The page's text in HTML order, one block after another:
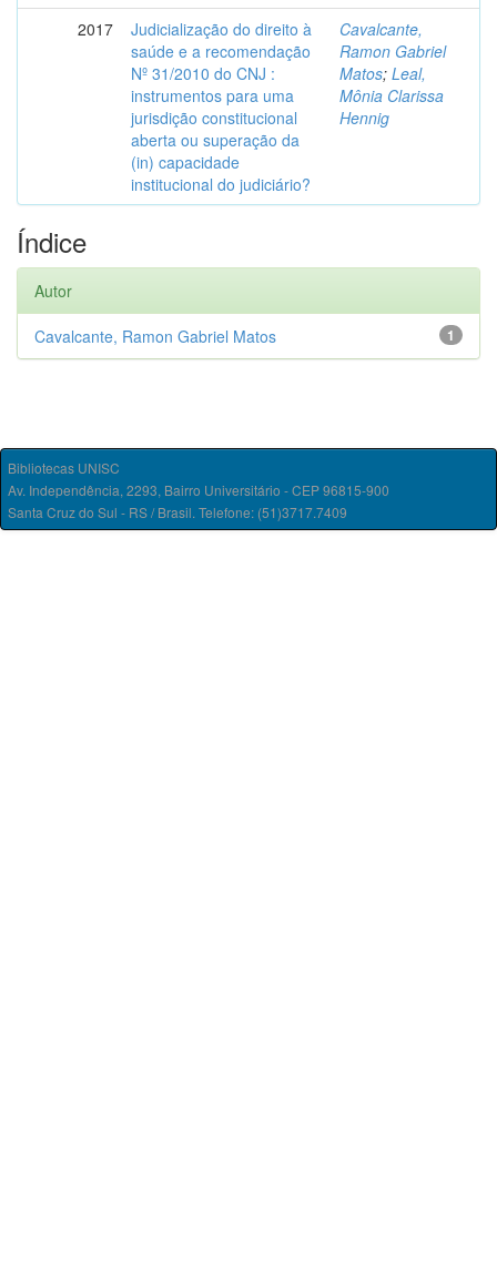
2017
Judicialização do direito à
saúde e a recomendação
Nº 31/2010 do CNJ :
instrumentos para uma
jurisdição constitucional
aberta ou superação da
(in) capacidade
institucional do judiciário?
Cavalcante,
Ramon Gabriel
Matos; Leal,
Mônia Clarissa
Hennig
Índice
Autor
1
Cavalcante, Ramon Gabriel Matos
Bibliotecas UNISC
Av. Independência, 2293, Bairro Universitário - CEP 96815-900
Santa Cruz do Sul - RS / Brasil. Telefone: (51)3717.7409